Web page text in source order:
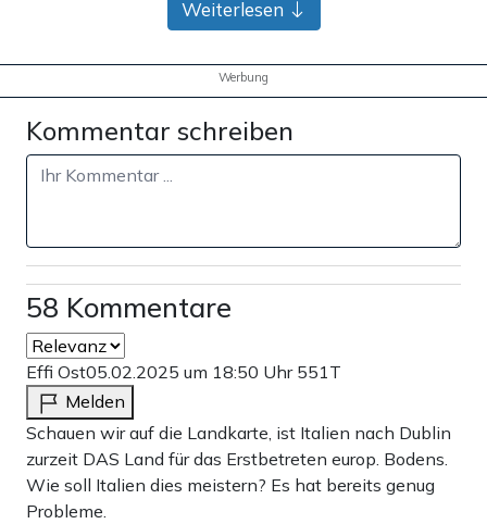
Weiterlesen
Werbung
Kommentar schreiben
58 Kommentare
Effi Ost05.02.2025 um 18:50 Uhr 551T
Melden
Schauen wir auf die Landkarte, ist Italien nach Dublin
zurzeit DAS Land für das Erstbetreten europ. Bodens.
Wie soll Italien dies meistern? Es hat bereits genug
Probleme.